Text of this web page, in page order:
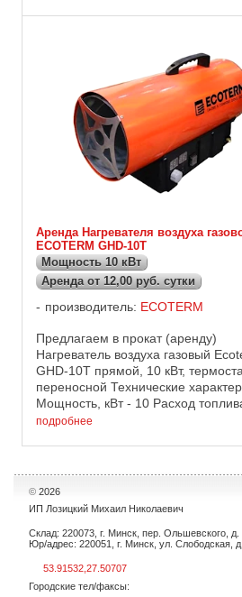
Аренда Нагревателя воздуха
ECOTERM GHD-10T
Мощность 10 кВт
Аренда от 12,00 руб. сутки
производитель: ECOTERM
Предлагаем в прокат (аренду)
Нагреватель воздуха газовый
GHD-10T прямой, 10 кВт,
переносной Технические
Мощность, кВт - 10 Расход
0,73 Диаметр форсунки, мм - 0,95
подробнее
© 2026
ИП Лозицкий Михаил Николаевич
Склад: 220073, г. Минск, пер. Ольшевского, д.
Юр/адрес: 220051, г. Минск, ул. Слободская,
53.91532,27.50707
Городские тел/факсы: